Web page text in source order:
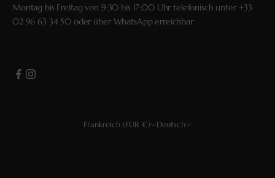
Montag bis Freitag von 9:30 bis 17:00 Uhr telefonisch unter +33
02 96 63 34 50 oder überWhatsApperreichbar
Frankreich (EUR €) Deutsch